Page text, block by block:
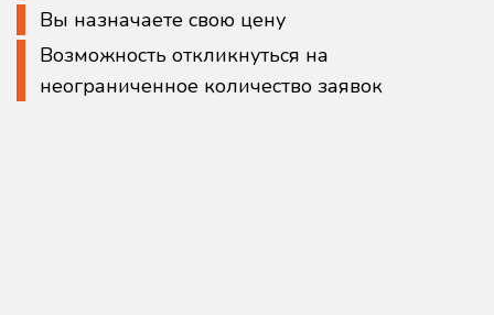
Вы назначаете свою цену
Возможность откликнуться на
неограниченное количество заявок